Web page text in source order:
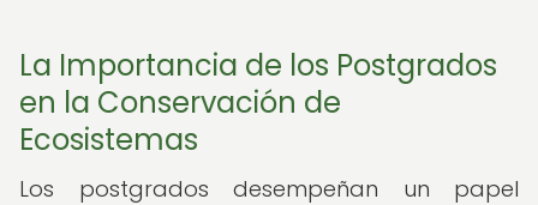
La Importancia de los Postgrados
en la Conservación de
Ecosistemas
Los postgrados desempeñan un papel